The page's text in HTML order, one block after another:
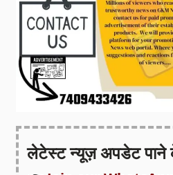
लेटेस्ट न्यूज़ अपडेट पाने